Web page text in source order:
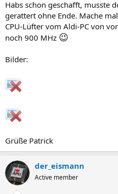
Habs schon geschafft, musste
gerattert ohne Ende. Mache
CPU-Lüfter vom Aldi-PC von
noch 900 MHz 😉
Bilder:
Grüße Patrick
der_eismann
Active member